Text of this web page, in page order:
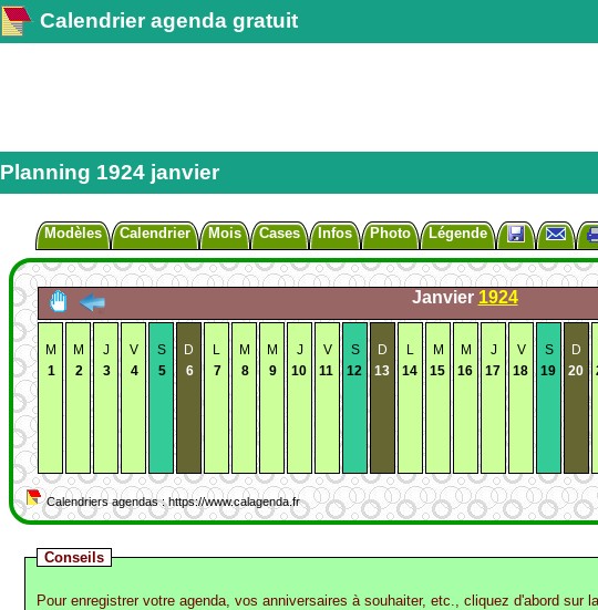
Calendrier agenda gratuit
Planning 1924 janvier
Modèles Calendrier Mois Cases Infos Photo Légende
Janvier 1924
M
1
M
2
J
3
V
4
S
5
D
6
L
7
M
8
M
9
J
10
V
11
S
12
D
13
L
14
M
15
M
16
J
17
V
18
S
19
D
20
Calendriers agendas : https://www.calagenda.fr
Conseils
Pour enregistrer votre agenda, vos anniversaires à souhaiter, etc., cliquez d'abord sur